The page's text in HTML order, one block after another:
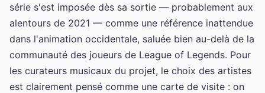
série s'est imposée dès sa sortie — probablement aux
alentours de 2021 — comme une référence inattendue
dans l'animation occidentale, saluée bien au-delà de la
communauté des joueurs de League of Legends. Pour
les curateurs musicaux du projet, le choix des artistes
est clairement pensé comme une carte de visite : on